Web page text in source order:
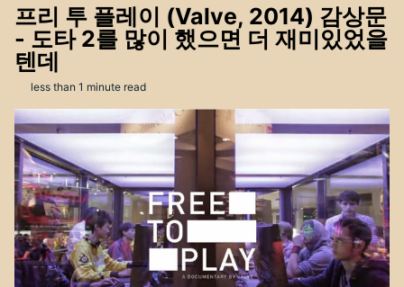
프리 투 플레이 (Valve, 2014) 감상문
- 도타 2를 많이 했으면 더 재미있었을
텐데
less than 1 minute read